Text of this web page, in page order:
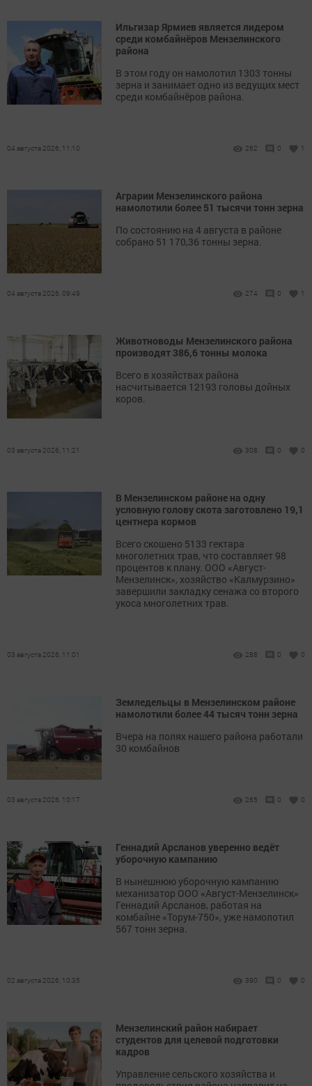
Ильгизар Ярмиев является лидером
среди комбайнёров Мензелинского
района
В этом году он намолотил 1303 тонны
зерна и занимает одно из ведущих мест
среди комбайнёров района.
04 августа 2026, 11:10 262 0 1
Аграрии Мензелинского района
намолотили более 51 тысячи тонн зерна
По состоянию на 4 августа в районе
собрано 51 170,36 тонны зерна.
04 августа 2026, 09:49 274 0 1
Животноводы Мензелинского района
производят 386,6 тонны молока
Всего в хозяйствах района
насчитывается 12193 головы дойных
коров.
03 августа 2026, 11:21 308 0 0
В Мензелинском районе на одну
условную голову скота заготовлено 19,1
центнера кормов
Всего скошено 5133 гектара
многолетних трав, что составляет 98
процентов к плану. ООО «Август-
Мензелинск», хозяйство «Калмурзино»
завершили закладку сенажа со второго
укоса многолетних трав.
03 августа 2026, 11:01 288 0 0
Земледельцы в Мензелинском районе
намолотили более 44 тысяч тонн зерна
Вчера на полях нашего района работали
30 комбайнов
03 августа 2026, 10:17 265 0 0
Геннадий Арсланов уверенно ведёт
уборочную кампанию
В нынешнюю уборочную кампанию
механизатор ООО «Август-Мензелинск»
Геннадий Арсланов, работая на
комбайне «Торум-750», уже намолотил
567 тонн зерна.
02 августа 2026, 10:35 390 0 0
Мензелинский район набирает
студентов для целевой подготовки
кадров
Управление сельского хозяйства и